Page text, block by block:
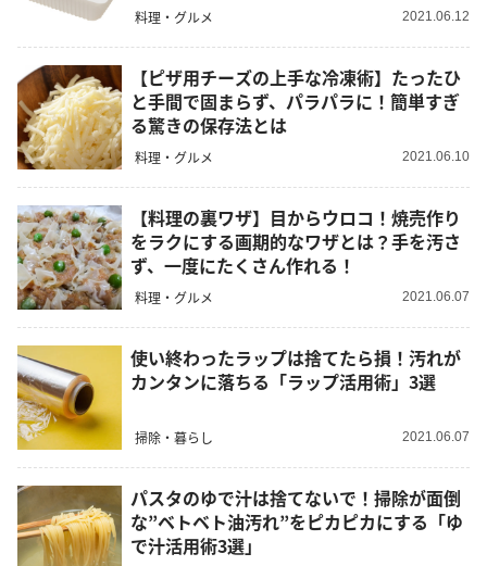
料理・グルメ 2021.06.12
【ピザ用チーズの上手な冷凍術】たったひ
と手間で固まらず、パラパラに！簡単すぎ
る驚きの保存法とは
料理・グルメ 2021.06.10
【料理の裏ワザ】目からウロコ！焼売作り
をラクにする画期的なワザとは？手を汚さ
ず、一度にたくさん作れる！
料理・グルメ 2021.06.07
使い終わったラップは捨てたら損！汚れが
カンタンに落ちる「ラップ活用術」3選
掃除・暮らし 2021.06.07
パスタのゆで汁は捨てないで！掃除が面倒
な”ベトベト油汚れ”をピカピカにする「ゆ
で汁活用術3選」